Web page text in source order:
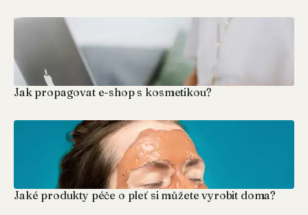
Jak propagovat e-shop s kosmetikou?
Jaké produkty péče o pleť si můžete vyrobit doma?